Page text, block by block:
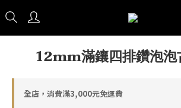
12mm滿鑲四排鑽泡泡
全店，消費滿3,000元免運費